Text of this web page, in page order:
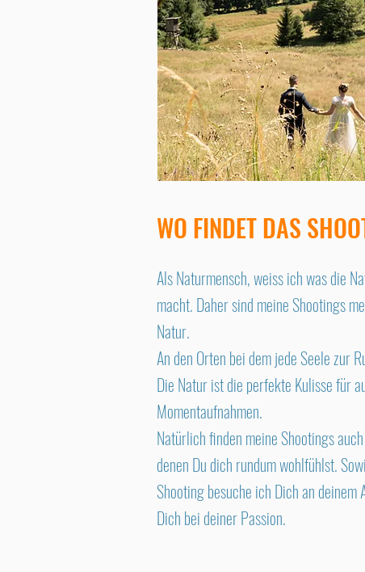
WO FINDET DAS
Als Naturmensch, weiss ich was die
macht. Daher sind meine Shootings
Natur.
An den Orten bei dem jede Seele zur
Die Natur ist die perfekte Kulisse für
Momentaufnahmen.
Natürlich finden meine Shootings
denen Du dich rundum wohlfühlst.
Shooting besuche ich Dich an
Dich bei deiner Passion.